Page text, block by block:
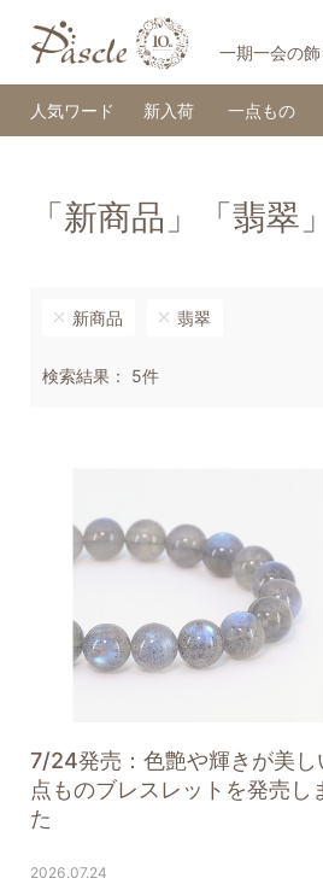
一期一会の
人気ワード 新入荷 一点もの
「新商品」「翡
新商品 翡翠
検索結果： 5件
7/24発売：色艶や輝きが美し
点ものブレスレットを発売し
た
2026.07.24